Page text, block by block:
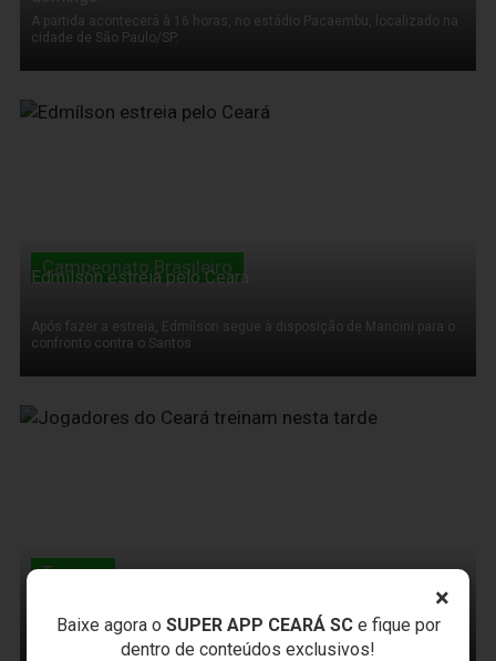
×
Baixe agora o SUPER APP CEARÁ SCe fique por
dentro de conteúdos exclusivos!
A partida acontecerá à 16 horas, no estádio Pacaembu, localizado na
cidade de São Paulo/SP.
04 de Agosto de 2011
Campeonato Brasileiro
Edmílson estreia pelo Ceará
Após fazer a estreia, Edmílson segue à disposição de Mancini para o
confronto contra o Santos
04 de Agosto de 2011
Treinos
Os atletas que enfrentaram o Avaí ontem à noite ganham folga nesta